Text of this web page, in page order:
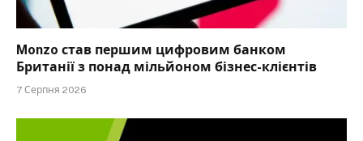
Monzo став першим цифровим банком
Британії з понад мільйоном бізнес-клієнтів
7 Серпня 2026